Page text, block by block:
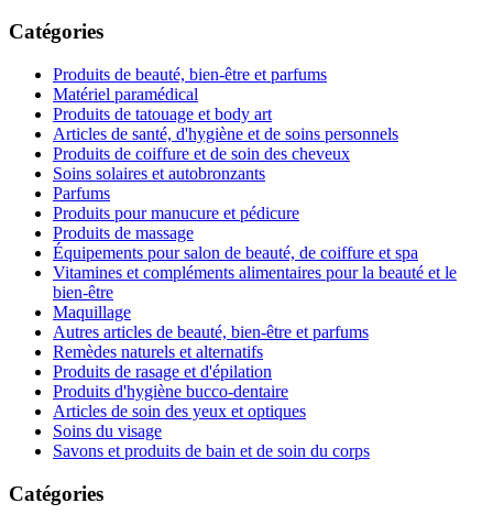
Catégories
Produits de beauté, bien-être et parfums
Matériel paramédical
Produits de tatouage et body art
Articles de santé, d'hygiène et de soins personnels
Produits de coiffure et de soin des cheveux
Soins solaires et autobronzants
Parfums
Produits pour manucure et pédicure
Produits de massage
Équipements pour salon de beauté, de coiffure et spa
Vitamines et compléments alimentaires pour la beauté et le
bien-être
Maquillage
Autres articles de beauté, bien-être et parfums
Remèdes naturels et alternatifs
Produits de rasage et d'épilation
Produits d'hygiène bucco-dentaire
Articles de soin des yeux et optiques
Soins du visage
Savons et produits de bain et de soin du corps
Catégories